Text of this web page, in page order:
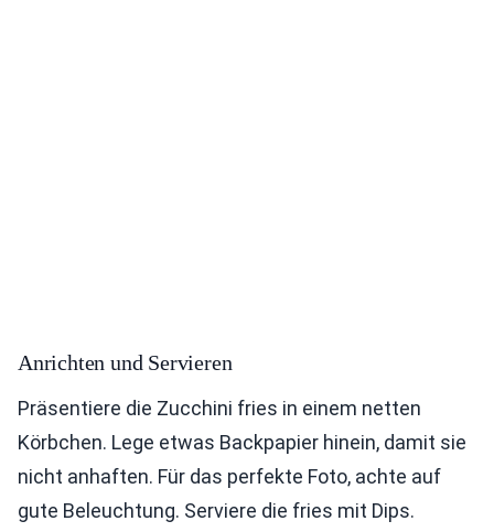
Anrichten und Servieren
Präsentiere die Zucchini fries in einem netten
Körbchen. Lege etwas Backpapier hinein, damit sie
nicht anhaften. Für das perfekte Foto, achte auf
gute Beleuchtung. Serviere die fries mit Dips.